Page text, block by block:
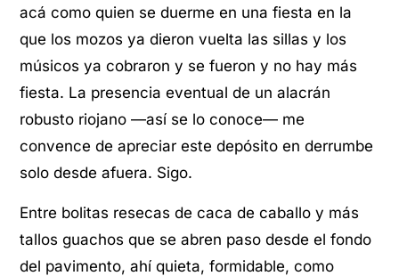
acá como quien se duerme en una fiesta en la
que los mozos ya dieron vuelta las sillas y los
músicos ya cobraron y se fueron y no hay más
fiesta. La presencia eventual de un alacrán
robusto riojano —así se lo conoce— me
convence de apreciar este depósito en derrumbe
solo desde afuera. Sigo.
Entre bolitas resecas de caca de caballo y más
tallos guachos que se abren paso desde el fondo
del pavimento, ahí quieta, formidable, como